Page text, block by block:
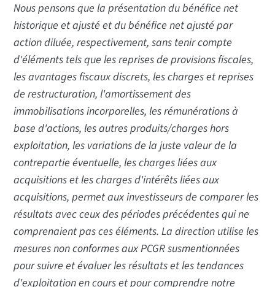
Nous pensons que la présentation du bénéfice net
historique et ajusté et du bénéfice net ajusté par
action diluée, respectivement, sans tenir compte
d'éléments tels que les reprises de provisions fiscales,
les avantages fiscaux discrets, les charges et reprises
de restructuration, l'amortissement des
immobilisations incorporelles, les rémunérations à
base d'actions, les autres produits/charges hors
exploitation, les variations de la juste valeur de la
contrepartie éventuelle, les charges liées aux
acquisitions et les charges d'intérêts liées aux
acquisitions, permet aux investisseurs de comparer les
résultats avec ceux des périodes précédentes qui ne
comprenaient pas ces éléments. La direction utilise les
mesures non conformes aux PCGR susmentionnées
pour suivre et évaluer les résultats et les tendances
d'exploitation en cours et pour comprendre notre